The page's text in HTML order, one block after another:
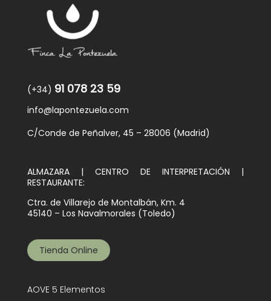
(+34) 91 078 23 59
info@lapontezuela.com
C/Conde de Peñalver, 45 – 28006 (Madrid)
ALMAZARA | CENTRO DE INTERPRETACIÓN |
RESTAURANTE:
Ctra. de Villarejo de Montalbán, Km. 4
45140 – Los Navalmorales (Toledo)
Tienda Online
AOVE 5 Elementos